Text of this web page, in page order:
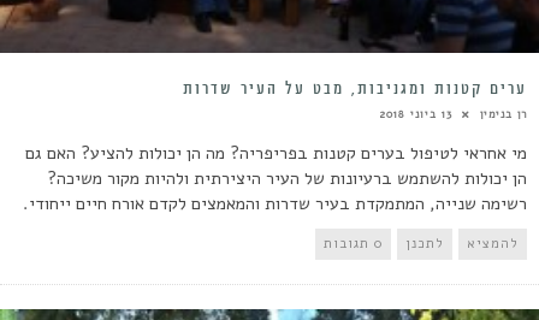
ערים קטנות ומגניבות, מבט על העיר שדרות
רן בנימין 13 ביוני 2018
מי אחראי לטיפול בערים קטנות בפריפריה? מה הן יכולות להציע? האם גם
הן יכולות להשתמש ברעיונות של העיר היצירתית ולהיות מקור משיכה?
רשימה שנייה, המתמקדת בעיר שדרות והמאמצים לקדם אורח חיים ייחודי.
להמציא לתכנן 0 תגובות